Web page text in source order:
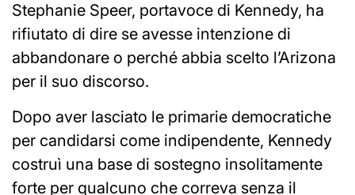
Stephanie Speer, portavoce di Kennedy, ha
rifiutato di dire se avesse intenzione di
abbandonare o perché abbia scelto l’Arizona
per il suo discorso.
Dopo aver lasciato le primarie democratiche
per candidarsi come indipendente, Kennedy
costruì una base di sostegno insolitamente
forte per qualcuno che correva senza il